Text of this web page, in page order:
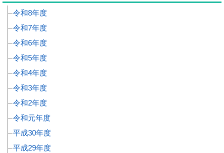
令和8年度
令和7年度
令和6年度
令和5年度
令和4年度
令和3年度
令和2年度
令和元年度
平成30年度
平成29年度